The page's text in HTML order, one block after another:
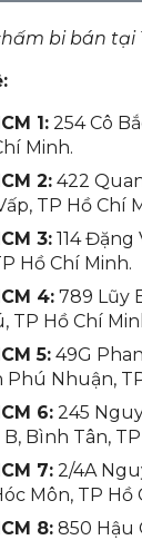
bi bán tại
1: 254 Cô
Minh.
2: 422
TP Hồ Chí
3: 114 Đặng
Hồ Chí Minh.
4: 789 Lũy
TP Hồ Chí
5: 49G
Nhuận,
6: 245
Bình Tân,
7: 2/4A
Môn, TP Hồ
8: 850 Hậu